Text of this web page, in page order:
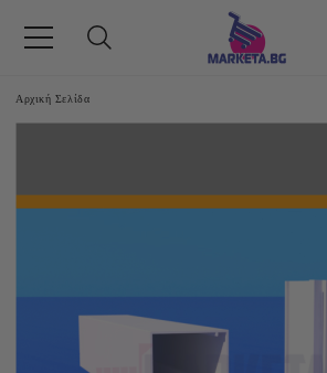
Αρχική Σελίδα